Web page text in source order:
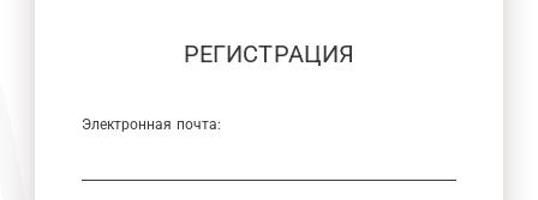
РЕГИСТРАЦИЯ
Электронная почта: